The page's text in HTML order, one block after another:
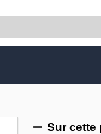
Sur cette